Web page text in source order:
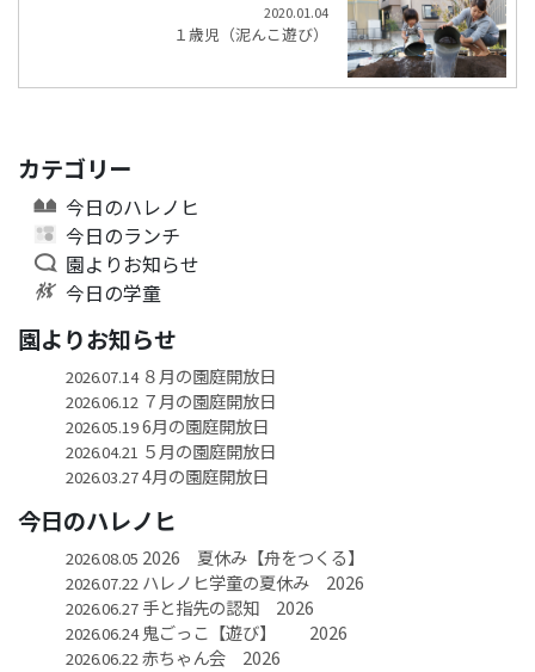
2020.01.04
１歳児（泥んこ遊び）
カテゴリー
今日のハレノヒ
今日のランチ
園よりお知らせ
今日の学童
園よりお知らせ
2026.07.14８月の園庭開放日
2026.06.12７月の園庭開放日
2026.05.196月の園庭開放日
2026.04.21 ５月の園庭開放日
2026.03.274月の園庭開放日
今日のハレノヒ
2026.08.05 2026 夏休み【舟をつくる】
2026.07.22ハレノヒ学童の夏休み 2026
2026.06.27手と指先の認知 2026
2026.06.24鬼ごっこ【遊び】 2026
2026.06.22赤ちゃん会 2026